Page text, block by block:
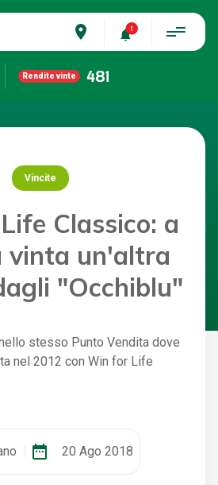
place
Rendite vinte 481
Vincite
Classico: a
vinta un'altra
"Occhiblu"
stesso Punto Vendita dove
nel 2012 con Win for Life
date_range 20 Ago 2018